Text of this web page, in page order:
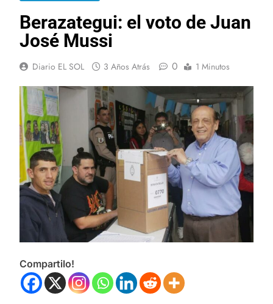
Berazategui: el voto de Juan
José Mussi
Diario EL SOL 3 Años Atrás 0 1 Minutos
Compartilo!